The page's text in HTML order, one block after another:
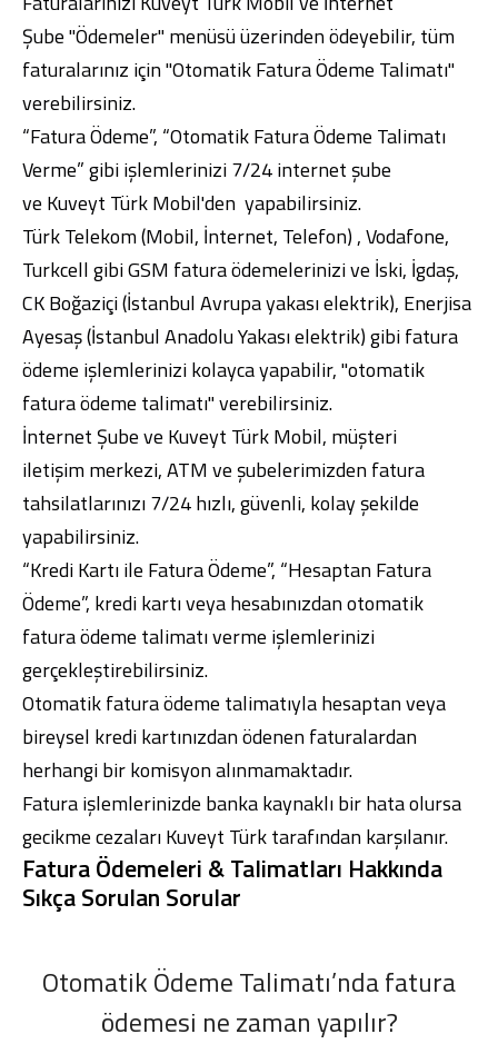
Şube"Ödemeler" menüsü üzerinden ödeyebilir, tüm
faturalarınız için "Otomatik Fatura Ödeme Talimatı"
verebilirsiniz.
“Fatura Ödeme”, “Otomatik Fatura Ödeme Talimatı
Verme” gibi işlemlerinizi 7/24 internet şube
ve Kuveyt Türk Mobil'den yapabilirsiniz.
Türk Telekom (Mobil, İnternet, Telefon) , Vodafone,
Turkcell gibiGSM fatura ödemelerinizive İski, İgdaş,
CK Boğaziçi (İstanbul Avrupa yakası elektrik), Enerjisa
Ayesaş (İstanbul Anadolu Yakası elektrik) gibi fatura
ödeme işlemlerinizi kolayca yapabilir, "otomatik
fatura ödeme talimatı" verebilirsiniz.
İnternet Şubeve Kuveyt Türk Mobil, müşteri
iletişimmerkezi,ATMveşubelerimizdenfatura
tahsilatlarınızı 7/24 hızlı, güvenli, kolay şekilde
yapabilirsiniz.
“Kredi Kartı ile Fatura Ödeme”, “Hesaptan Fatura
Ödeme”, kredi kartı veya hesabınızdan otomatik
fatura ödeme talimatı verme işlemlerinizi
gerçekleştirebilirsiniz.
Otomatik fatura ödeme talimatıyla hesaptan veya
bireysel kredi kartınızdan ödenen faturalardan
herhangi bir komisyon alınmamaktadır.
Fatura işlemlerinizde banka kaynaklı bir hata olursa
gecikme cezaları Kuveyt Türk tarafından karşılanır.
Fatura Ödemeleri & Talimatları Hakkında
Sıkça Sorulan Sorular
Otomatik Ödeme Talimatı’nda fatura
ödemesi ne zaman yapılır?